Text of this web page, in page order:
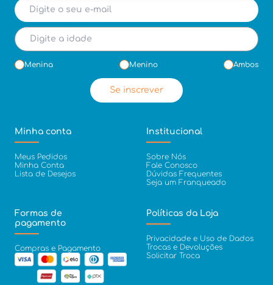
Menina Menino Ambos
Se inscrever
Minha conta
Meus Pedidos
Minha Conta
Lista de Desejos
Institucional
Sobre Nós
Fale Conosco
Dúvidas Frequentes
Seja um Franqueado
Formas de
pagamento
Compras e Pagamento
Políticas da Loja
Privacidade e Uso de Dados
Trocas e Devoluções
Solicitar Troca